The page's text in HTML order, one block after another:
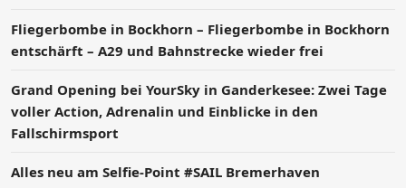
Fliegerbombe in Bockhorn – Fliegerbombe in Bockhorn
entschärft – A29 und Bahnstrecke wieder frei
Grand Opening bei YourSky in Ganderkesee: Zwei Tage
voller Action, Adrenalin und Einblicke in den
Fallschirmsport
Alles neu am Selfie-Point #SAIL Bremerhaven